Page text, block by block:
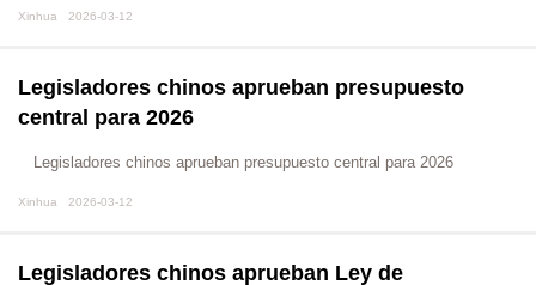
Xinhua 2026-03-12
Legisladores chinos aprueban presupuesto
central para 2026
Legisladores chinos aprueban presupuesto central para 2026
Xinhua 2026-03-12
Legisladores chinos aprueban Ley de